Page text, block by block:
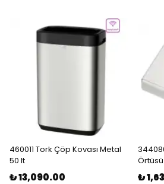
460011 Tork Çöp Kovası Metal
50 lt
₺ 13,090.00 ₺